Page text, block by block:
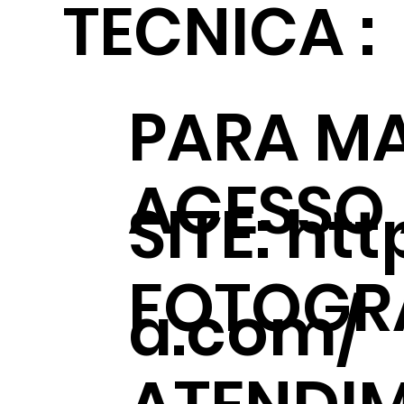
PARA
SITE:
a.com/
TECNICA :